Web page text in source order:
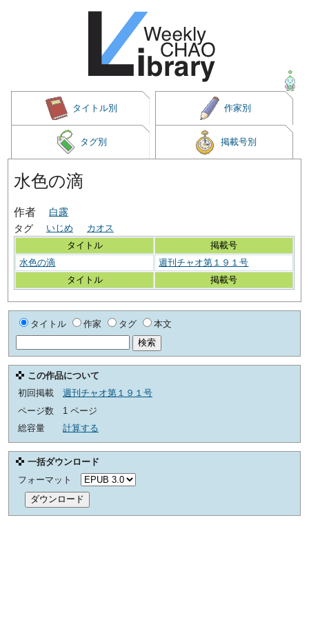
タイトル別 作家別
タグ別 掲載号別
水色の滴
作者
白露
タグ
いじめ
カオス
タイトル
掲載号
タイトル 掲載号
水色の滴 週刊チャオ第１９１号
タイトル 作家 タグ 本文
この作品について
初回掲載
週刊チャオ第１９１号
ページ数
1 ページ
総容量
計算する
一括ダウンロード
フォーマット